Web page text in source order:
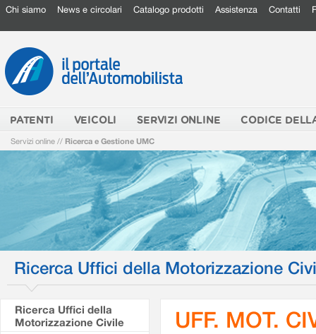
Chi siamo News e circolari Catalogo prodotti Assistenza Contatti
PATENTI VEICOLI SERVIZI ONLINE CODICE
Servizi online // Ricerca e Gestione UMC
Ricerca Uffici della Motorizzazione
Ricerca Uffici della
Motorizzazione Civile
UFF. MOT.